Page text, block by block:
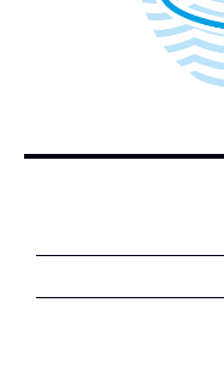
BUCH BESTELLEN